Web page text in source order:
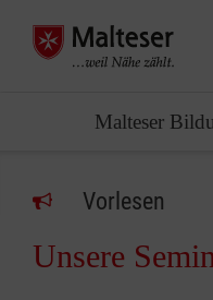
Malteser
Vorlesen
Unsere